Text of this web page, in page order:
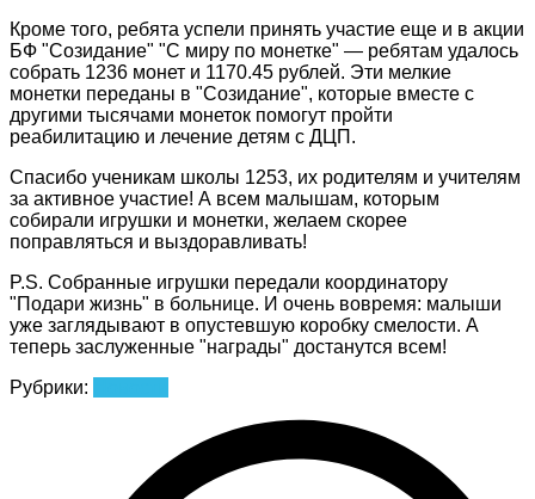
Кроме того, ребята успели принять участие еще и в акции
БФ "Созидание" "С миру по монетке" — ребятам удалось
собрать 1236 монет и 1170.45 рублей. Эти мелкие
монетки переданы в "Созидание", которые вместе с
другими тысячами монеток помогут пройти
реабилитацию и лечение детям с ДЦП.
Спасибо ученикам школы 1253, их родителям и учителям
за активное участие! А всем малышам, которым
собирали игрушки и монетки, желаем скорее
поправляться и выздоравливать!
P.S. Собранные игрушки передали координатору
"Подари жизнь" в больнице. И очень вовремя: малыши
уже заглядывают в опустевшую коробку смелости. А
теперь заслуженные "награды" достанутся всем!
Рубрики: